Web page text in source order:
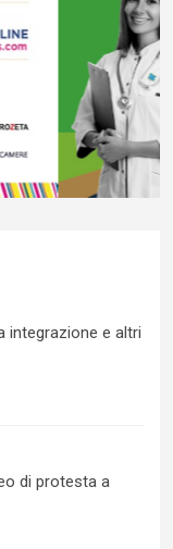
integrazione e altri
di protesta a